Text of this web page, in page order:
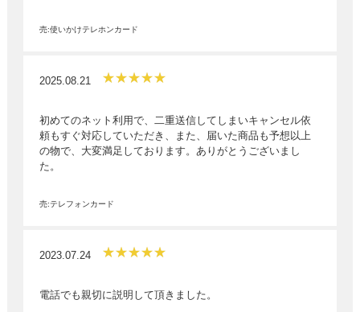
売:使いかけテレホンカード
2025.08.21
初めてのネット利用で、二重送信してしまいキャンセル依
頼もすぐ対応していただき、また、届いた商品も予想以上
の物で、大変満足しております。ありがとうございまし
た。
売:テレフォンカード
2023.07.24
電話でも親切に説明して頂きました。